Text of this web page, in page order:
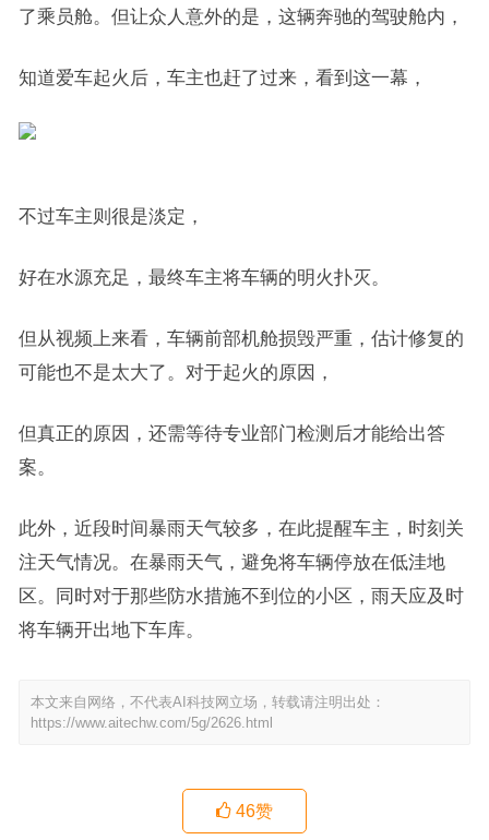
了乘员舱。但让众人意外的是，这辆奔驰的驾驶舱内，
知道爱车起火后，车主也赶了过来，看到这一幕，
不过车主则很是淡定，
好在水源充足，最终车主将车辆的明火扑灭。
但从视频上来看，车辆前部机舱损毁严重，估计修复的
可能也不是太大了。对于起火的原因，
但真正的原因，还需等待专业部门检测后才能给出答
案。
此外，近段时间暴雨天气较多，在此提醒车主，时刻关
注天气情况。在暴雨天气，避免将车辆停放在低洼地
区。同时对于那些防水措施不到位的小区，雨天应及时
将车辆开出地下车库。
本文来自网络，不代表AI科技网立场，转载请注明出处：
https://www.aitechw.com/5g/2626.html
46赞